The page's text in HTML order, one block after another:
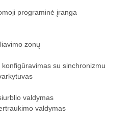
programinė įranga
zonų
konfigūravimas su sinchronizmu
valdymas
valdymas